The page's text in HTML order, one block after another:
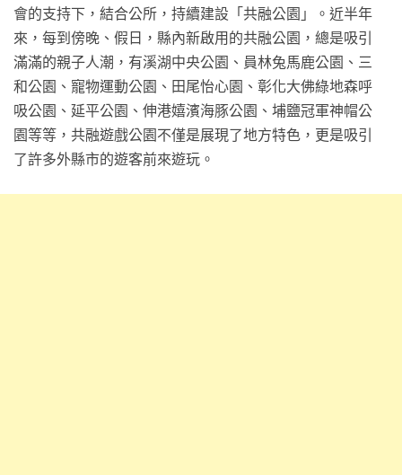
會的支持下，結合公所，持續建設「共融公園」。近半年
來，每到傍晚、假日，縣內新啟用的共融公園，總是吸引
滿滿的親子人潮，有溪湖中央公園、員林兔馬鹿公園、三
和公園、寵物運動公園、田尾怡心園、彰化大佛綠地森呼
吸公園、延平公園、伸港嬉濱海豚公園、埔鹽冠軍神帽公
園等等，共融遊戲公園不僅是展現了地方特色，更是吸引
了許多外縣市的遊客前來遊玩。